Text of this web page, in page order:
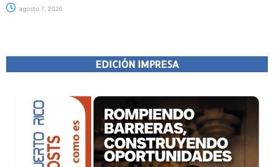
agosto 7, 2026
EDICIÓN IMPRESA